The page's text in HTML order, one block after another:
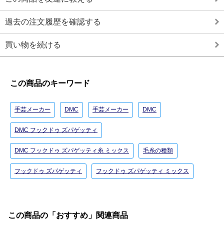
過去の注文履歴を確認する
買い物を続ける
この商品のキーワード
手芸メーカー DMC 手芸メーカー DMC
DMC フックドゥ ズパゲッティ
DMC フックドゥ ズパゲッティ糸 ミックス 毛糸の種類
フックドゥ ズパゲッティ フックドゥ ズパゲッティ ミックス
この商品の「おすすめ」関連商品